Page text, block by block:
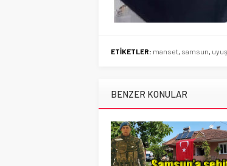
ETİKETLER: manset samsun
BENZER KONULAR